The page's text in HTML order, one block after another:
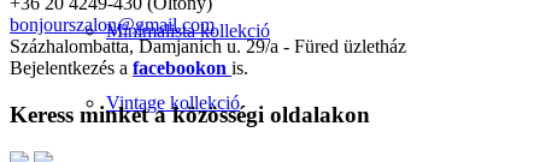
Minimalista kollekció
Vintage kollekció
bonjourszalon@gmail.com
Százhalombatta, Damjanich u. 29/a - Füred üzletház
Bejelentkezés a facebookon is.
Keress minket a közösségi oldalakon